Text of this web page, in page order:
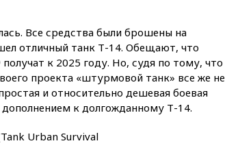
изменятся билеты на
общественный транспорт
12:15Иран и Оман
согласовали главные пункты
сделки по открытию
Ормузского пролива
Politico: США
восстановили обмен
разведданными с Украиной
Все средства были брошены на
отличный танк Т-14. Обещают, что
к 2025 году. Но, судя по тому, что
проекта «штурмовой танк» все же не
и относительно дешевая боевая
к долгожданному Т-14.
Urban Survival